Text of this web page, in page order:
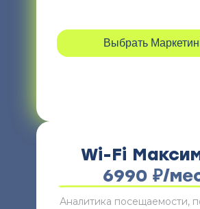
Выбрать
Wi-Fi
6990 ₽/
Аналитика посещаемости,